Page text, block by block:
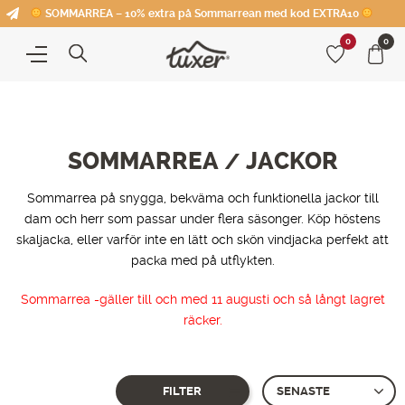
SOMMARREA – 10% extra på Sommarrean med kod EXTRA10
0 0
SOMMARREA/ JACKOR
Sommarrea på snygga, bekväma och funktionella jackor till
dam och herr som passar under flera säsonger. Köp höstens
skaljacka, eller varför inte en lätt och skön vindjacka perfekt att
packa med på utflykten.
Sommarrea -gäller till och med 11 augusti och så långt lagret
räcker.
FILTER